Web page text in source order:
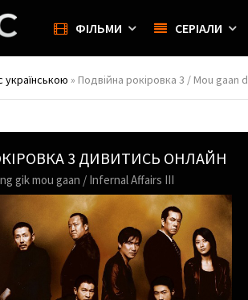
ФІЛЬМИ СЕРІАЛИ
українською » Подвійна рокіровка 3 / Mou gaan
3 ДИВИТИСЬ ОНЛАЙН
gik mou gaan / Infernal Affairs III